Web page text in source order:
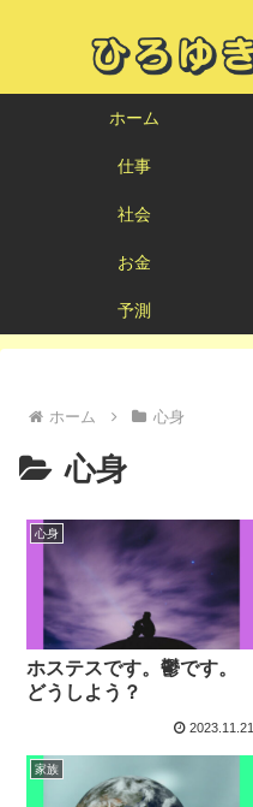
ホーム
仕事
社会
お金
予測
ホーム 心身
心身
心身
ホステスです。鬱です。
どうしよう？
2023.11.21
家族